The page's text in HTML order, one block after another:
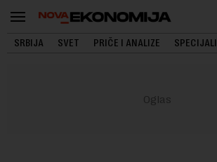
SRBIJA SVET PRIČE I ANALIZE SPECIJALI